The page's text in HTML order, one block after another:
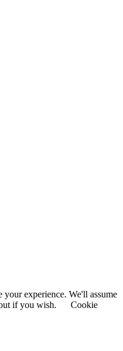
experience. We'll assume
if you wish.
Cookie